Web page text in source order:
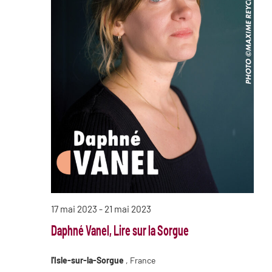
Daphné Vanel, Lire sur la Sorgue
17 mai 2023 - 21 mai 2023
l'Isle-sur-la-Sorgue , France